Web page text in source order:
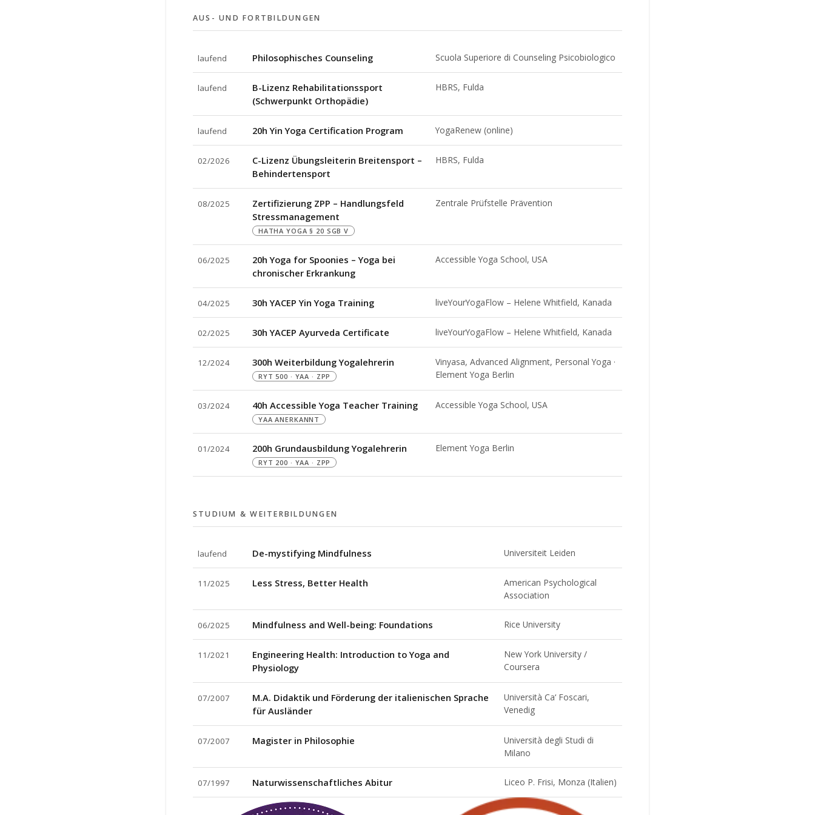
AUS- UND FORTBILDUNGEN
laufend Philosophisches Counseling Scuola Superiore di Counseling Psicobiologico
laufend
B-Lizenz Rehabilitationssport
(Schwerpunkt Orthopädie)
HBRS, Fulda
laufend 20h Yin Yoga Certification Program YogaRenew (online)
02/2026
C-Lizenz Übungsleiterin Breitensport –
Behindertensport
HBRS, Fulda
08/2025
Zertifizierung ZPP – Handlungsfeld
Stressmanagement
HATHA YOGA § 20 SGB V
Zentrale Prüfstelle Prävention
06/2025
20h Yoga for Spoonies – Yoga bei
chronischer Erkrankung
Accessible Yoga School, USA
04/2025 30h YACEP Yin Yoga Training liveYourYogaFlow – Helene Whitfield, Kanada
02/2025 30h YACEP Ayurveda Certificate liveYourYogaFlow – Helene Whitfield, Kanada
12/2024 300h Weiterbildung Yogalehrerin
RYT 500 · YAA · ZPP
Vinyasa, Advanced Alignment, Personal Yoga ·
Element Yoga Berlin
03/2024 40h Accessible Yoga Teacher Training
YAA ANERKANNT
Accessible Yoga School, USA
01/2024 200h Grundausbildung Yogalehrerin
RYT 200 · YAA · ZPP
Element Yoga Berlin
STUDIUM & WEITERBILDUNGEN
laufend De-mystifying Mindfulness Universiteit Leiden
11/2025 Less Stress, Better Health
American Psychological
Association
06/2025 Mindfulness and Well-being: Foundations Rice University
11/2021
Engineering Health: Introduction to Yoga and
Physiology
New York University /
Coursera
07/2007
M.A. Didaktik und Förderung der italienischen Sprache
für Ausländer
Università Ca‘ Foscari,
Venedig
07/2007 Magister in Philosophie
Università degli Studi di
Milano
07/1997 Naturwissenschaftliches Abitur Liceo P. Frisi, Monza (Italien)